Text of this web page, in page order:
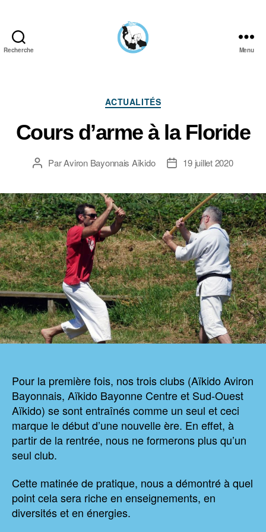
Recherche Menu
Catégories
ACTUALITÉS
Cours d’arme à la Floride
Auteur
ParAviron Bayonnais Aïkido
Date19 juillet 2020
Pour la première fois, nos trois clubs (Aïkido Aviron
Bayonnais, Aïkido Bayonne Centre et Sud-Ouest
Aïkido) se sont entraînés comme un seul et ceci
marque le début d’une nouvelle ère. En effet, à
partir de la rentrée, nous ne formerons plus qu’un
seul club.
Cette matinée de pratique, nous a démontré à quel
point cela sera riche en enseignements, en
diversités et en énergies.